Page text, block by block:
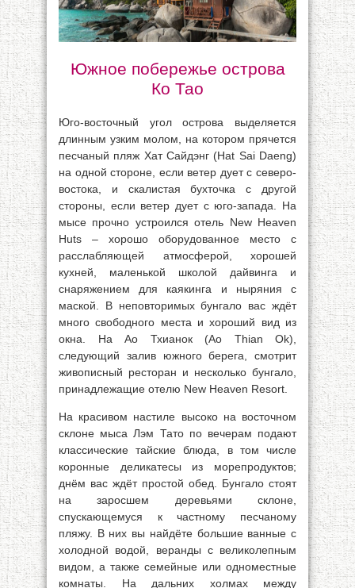
Южное побережье острова
Ко Тао
Юго-восточный угол острова выделяется
длинным узким молом, на котором прячется
песчаный пляж Хат Сайдэнг (Hat Sai Daeng)
на одной стороне, если ветер дует с северо-
востока, и скалистая бухточка с другой
стороны, если ветер дует с юго-запада. На
мысе прочно устроился отель New Heaven
Huts – хорошо оборудованное место с
расслабляющей атмосферой, хорошей
кухней, маленькой школой дайвинга и
снаряжением для каякинга и ныряния с
маской. В неповторимых бунгало вас ждёт
много свободного места и хороший вид из
окна. На Ао Тхианок (Ао Thian Ok),
следующий залив южного берега, смотрит
живописный ресторан и несколько бунгало,
принадлежащие отелю New Heaven Resort.
На красивом настиле высоко на восточном
склоне мыса Лэм Тато по вечерам подают
классические тайские блюда, в том числе
коронные деликатесы из морепродуктов;
днём вас ждёт простой обед. Бунгало стоят
на заросшем деревьями склоне,
спускающемуся к частному песчаному
пляжу. В них вы найдёте большие ванные с
холодной водой, веранды с великолепным
видом, а также семейные или одноместные
комнаты. На дальних холмах между